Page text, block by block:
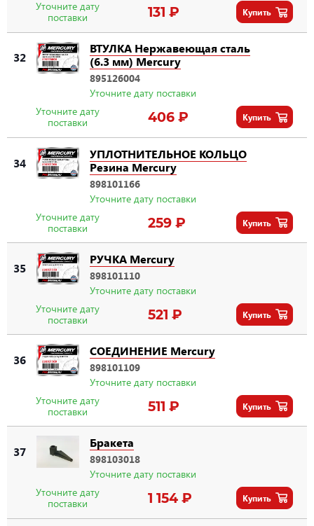
Уточните дату
поставки
131 ₽ Купить
32
ВТУЛКА Нержавеющая сталь
(6.3 мм) Mercury
895126004
Уточните дату поставки
Уточните дату
поставки
406 ₽ Купить
34
УПЛОТНИТЕЛЬНОЕ КОЛЬЦО
Резина Mercury
898101166
Уточните дату поставки
Уточните дату
поставки
259 ₽ Купить
35
РУЧКА Mercury
898101110
Уточните дату поставки
Уточните дату
поставки
521 ₽ Купить
36
СОЕДИНЕНИЕ Mercury
898101109
Уточните дату поставки
Уточните дату
поставки
511 ₽ Купить
37
Бракета
898103018
Уточните дату поставки
Уточните дату
поставки
1 154 ₽ Купить